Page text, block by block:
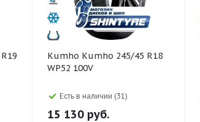
Kumho Kumho 245/45 R18
WP52 100V
Есть в наличии (31)
15 130 руб.